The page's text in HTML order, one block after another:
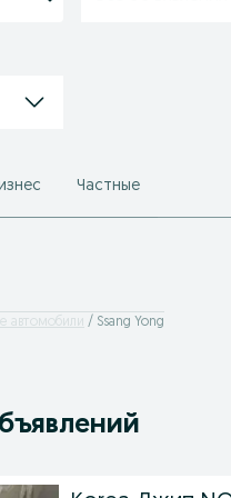
Частные
автомобили Ssang Yong